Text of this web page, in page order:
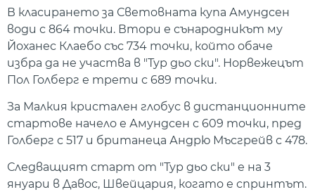
В класирането за Световната купа Амундсен
води с 864 точки. Втори е сънародникът му
Йоханес Клаебо със 734 точки, който обаче
избра да не участва в "Тур дьо ски". Норвежецът
Пол Голберг е трети с 689 точки.
За Малкия кристален глобус в дистанционните
стартове начело е Амундсен с 609 точки, пред
Голберг с 517 и британеца Андрю Мъсгрейв с 478.
Следващият старт от "Тур дьо ски" е на 3
януари в Давос, Швейцария, когато е спринтът.